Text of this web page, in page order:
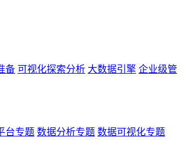
备 可视化探索分析 大数据引擎 企业级管
台专题 数据分析专题 数据可视化专题